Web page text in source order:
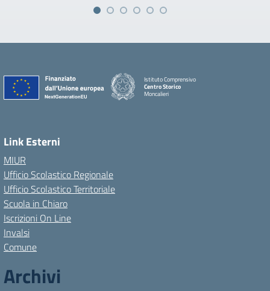
Istituto Comprensivo
Centro Storico
Moncalieri
Link Esterni
MIUR
Ufficio Scolastico Regionale
Ufficio Scolastico Territoriale
Scuola in Chiaro
Iscrizioni On Line
Invalsi
Comune
Archivi